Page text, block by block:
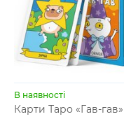
В наявності
Карти Таро «Гав-гав»